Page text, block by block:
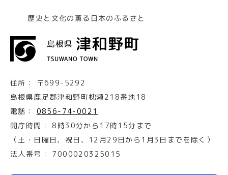
歴史と文化の薫る日本のふるさと
住所：
〒699-5292
島根県鹿足郡津和野町枕瀬218番地18
電話：
0856-74-0021
開庁時間：
8時30分から17時15分まで
（土・日曜日、祝日、12月29日から1月3日までを除く）
法人番号：
7000020325015